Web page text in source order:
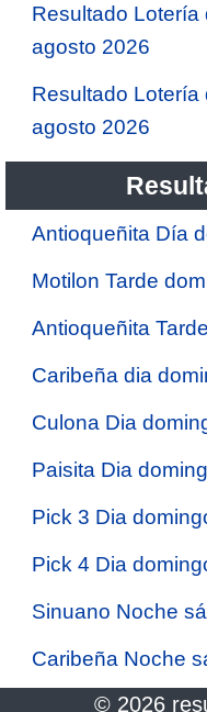
Resultado Lotería
agosto 2026
Resultado Lotería
agosto 2026
Antioqueñita Día
Motilon Tarde
Antioqueñita
Caribeña dia
Culona Dia
Paisita Dia
Pick 3 Dia
Pick 4 Dia
Sinuano Noche
Caribeña Noche
© 2026